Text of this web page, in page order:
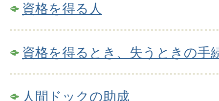
資格を得る人
資格を得るとき、失うときの手
人間ドックの助成